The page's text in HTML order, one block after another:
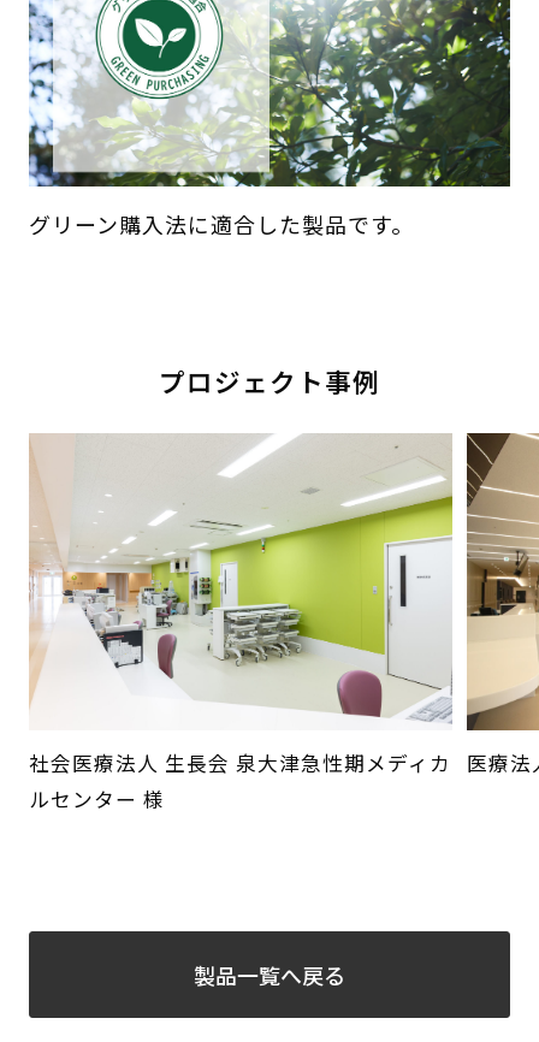
グリーン購入法に適合した製品です。
プロジェクト事例
社会医療法人 生長会 泉大津急性期メディカ
ルセンター 様
医療法
製品一覧へ戻る